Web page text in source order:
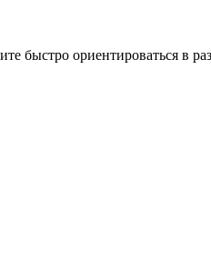
быстро ориентироваться в